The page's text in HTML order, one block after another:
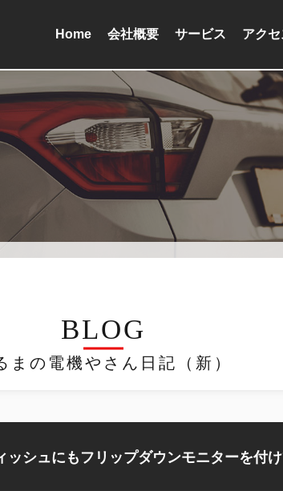
Home 会社概要 サービス アクセ
BLOG
まの電機やさん日記（新）
ッシュにもフリップダウンモニターを付け